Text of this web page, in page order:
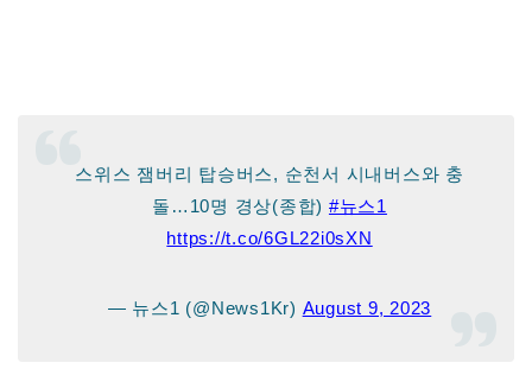
스위스 잼버리 탑승버스, 순천서 시내버스와 충
돌…10명 경상(종합) #뉴스1
https://t.co/6GL22i0sXN
— 뉴스1 (@News1Kr) August 9, 2023